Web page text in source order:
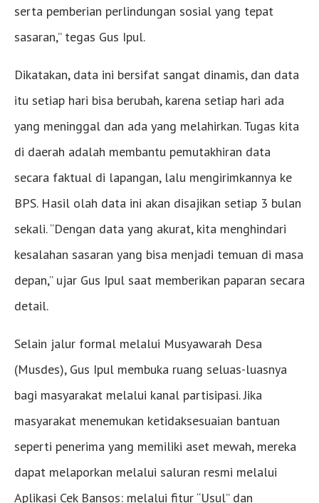
serta pemberian perlindungan sosial yang tepat
sasaran,” tegas Gus Ipul.
Dikatakan, data ini bersifat sangat dinamis, dan data
itu setiap hari bisa berubah, karena setiap hari ada
yang meninggal dan ada yang melahirkan. Tugas kita
di daerah adalah membantu pemutakhiran data
secara faktual di lapangan, lalu mengirimkannya ke
BPS. Hasil olah data ini akan disajikan setiap 3 bulan
sekali. “Dengan data yang akurat, kita menghindari
kesalahan sasaran yang bisa menjadi temuan di masa
depan,” ujar Gus Ipul saat memberikan paparan secara
detail.
Selain jalur formal melalui Musyawarah Desa
(Musdes), Gus Ipul membuka ruang seluas-luasnya
bagi masyarakat melalui kanal partisipasi. Jika
masyarakat menemukan ketidaksesuaian bantuan
seperti penerima yang memiliki aset mewah, mereka
dapat melaporkan melalui saluran resmi melalui
Aplikasi Cek Bansos: melalui fitur “Usul” dan